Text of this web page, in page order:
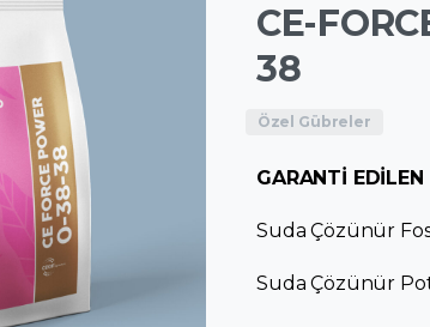
CE-
38
Özel Gübreler
GARANTİ
Suda Çözünür
Suda Çözünür